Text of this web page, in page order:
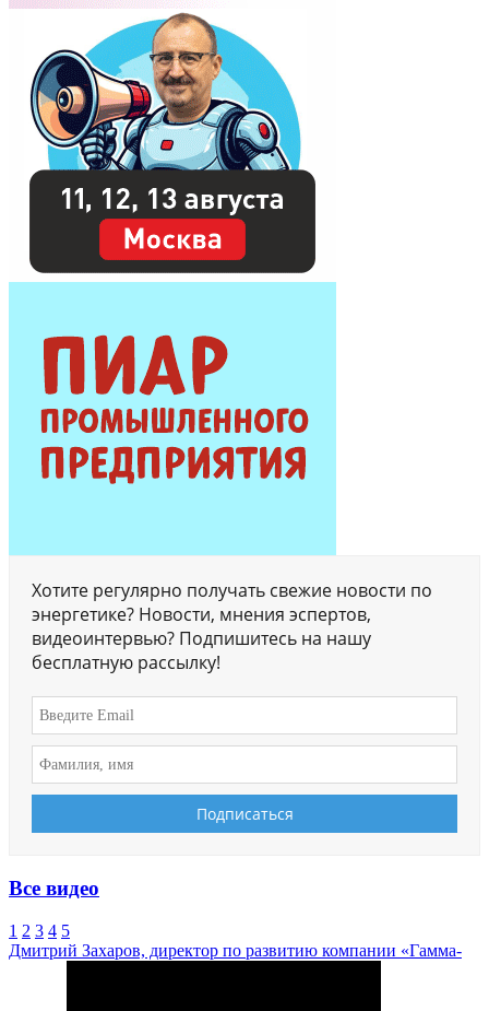
Хотите регулярно получать свежие новости по
энергетике? Новости, мнения эспертов,
видеоинтервью? Подпишитесь на нашу
бесплатную рассылку!
Все видео
1 2 3 4 5
Дмитрий Захаров, директор по развитию компании «Гамма-